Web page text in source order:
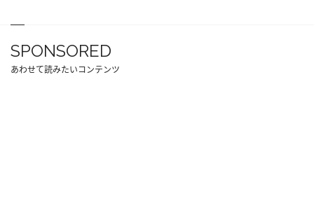
SPONSORED
あわせて読みたいコンテンツ